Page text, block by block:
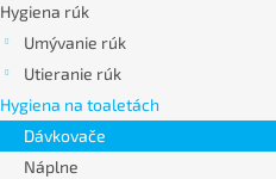
Hygiena rúk
Umývanie rúk
Utieranie rúk
Hygiena na toaletách
Dávkovače
Náplne